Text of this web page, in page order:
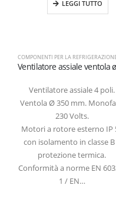
COMPONENTI PER LA
Ventilatore assiale 4 poli.
Ventola Ø 350 mm.
230 Volts.
Motori a rotore esterno IP
con isolamento in classe B
protezione termica.
Conformità a norme EN
1 / EN…
LEGGI TUTTO